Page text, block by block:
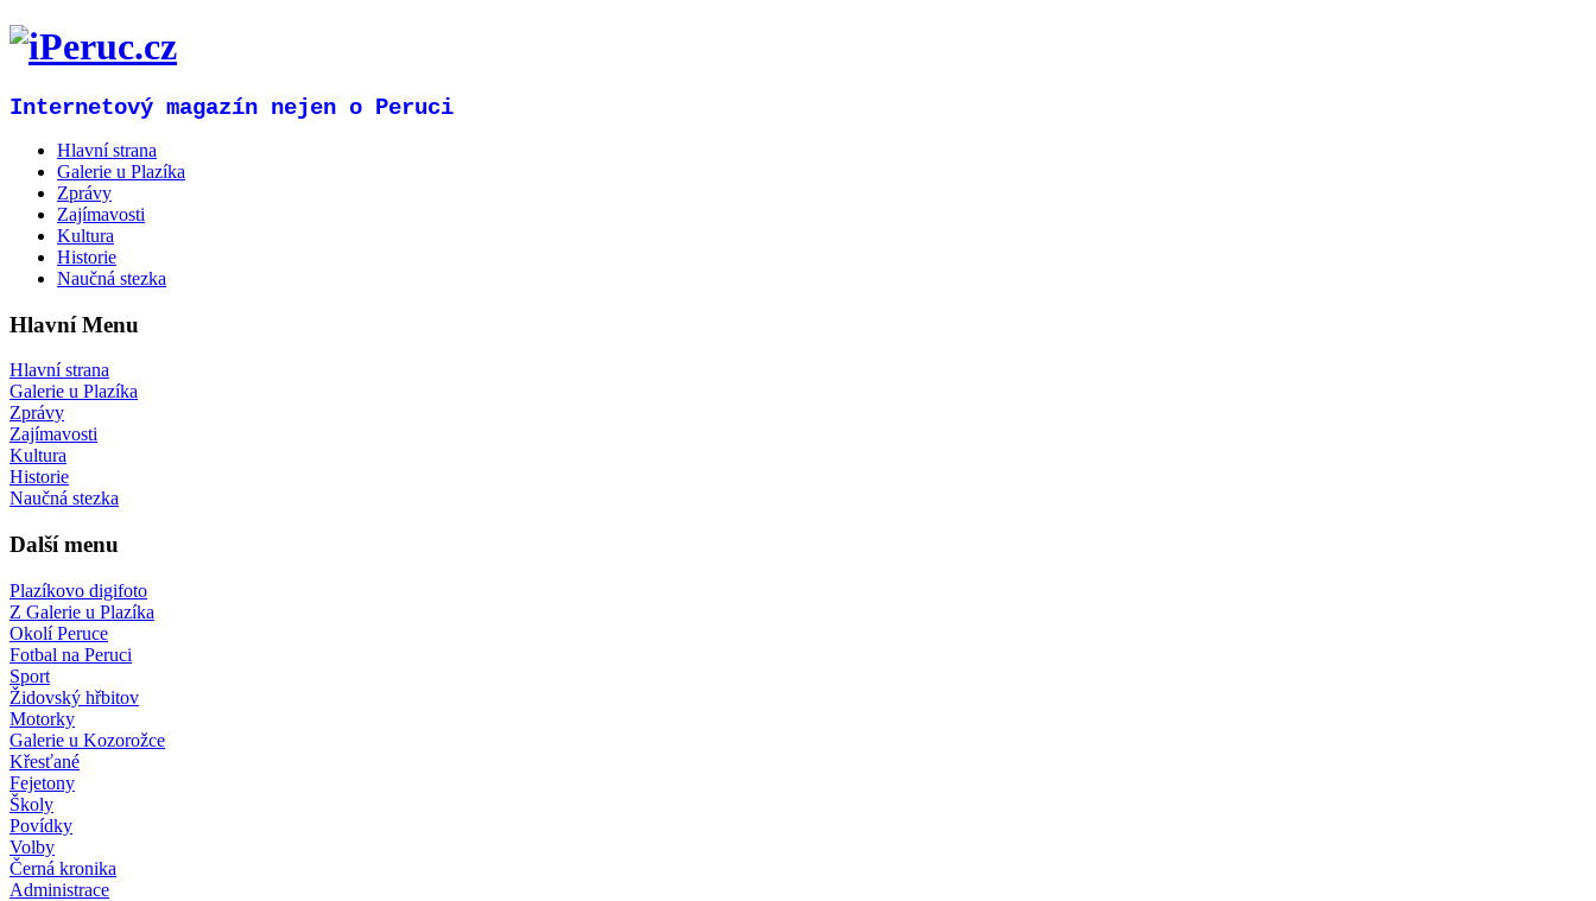
Internetový magazín nejen o Peruci
Hlavní strana
Galerie u Plazíka
Zprávy
Zajímavosti
Kultura
Historie
Naučná stezka
Hlavní Menu
Hlavní strana
Galerie u Plazíka
Zprávy
Zajímavosti
Kultura
Historie
Naučná stezka
Další menu
Plazíkovo digifoto
Z Galerie u Plazíka
Okolí Peruce
Fotbal na Peruci
Sport
Židovský hřbitov
Motorky
Galerie u Kozorožce
Křesťané
Fejetony
Školy
Povídky
Volby
Černá kronika
Administrace